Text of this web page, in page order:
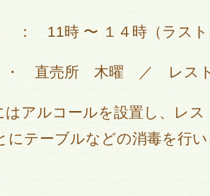
11時 〜 １４時（ラスト
・ 直売所 木曜 ／ レス
アルコールを設置し、レ
にテーブルなどの消毒を行